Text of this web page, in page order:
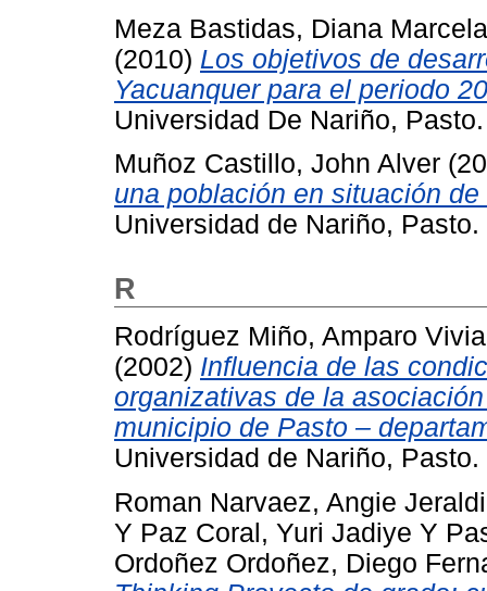
Meza Bastidas, Diana Marcela
(2010) Los objetivos de
Yacuanquer para el periodo
Universidad De Nariño, Pasto.
Muñoz Castillo, John Alver
una población en situación
Universidad de Nariño, Pasto.
R
Rodríguez Miño, Amparo
(2002) Influencia de las
organizativas de la
municipio de Pasto –
Universidad de Nariño, Pasto.
Roman Narvaez, Angie
Y Paz Coral, Yuri Jadiye Y
Ordoñez Ordoñez, Diego